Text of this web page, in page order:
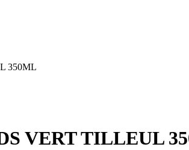
350ML
VERT TILLEUL